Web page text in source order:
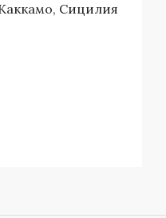
Сицилия